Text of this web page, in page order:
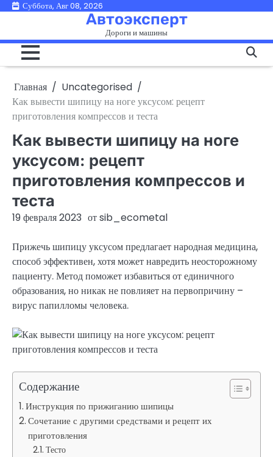
ПерейтиСуббота, Авг 08, 2026
Автоэксперт
Дороги и машины
Главная
Uncategorised
Как вывести шипицу на ноге уксусом: рецепт
приготовления компрессов и теста
Как вывести шипицу на ноге
уксусом: рецепт
приготовления компрессов и
теста
19 февраля 2023 отsib_ecometal
Прижечь шипицу уксусом предлагает народная медицина,
способ эффективен, хотя может навредить неосторожному
пациенту. Метод поможет избавиться от единичного
образования, но никак не повлияет на первопричину –
вирус папилломы человека.
Содержание
Инструкция по прижиганию шипицы
Сочетание с другими средствами и рецепт их
приготовления
Тесто